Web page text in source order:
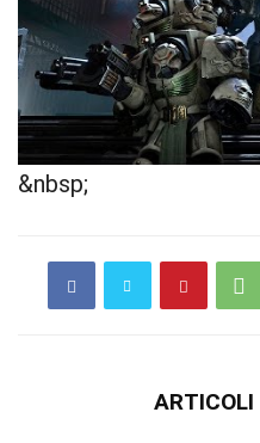
&nbsp;
ARTICOLI